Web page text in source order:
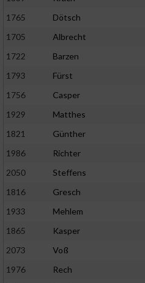
1765
Dötsch
1705
Albrecht
1722
Barzen
1793
Fürst
1756
Casper
1929
Matthes
1821
Günther
1986
Richter
2050
Steffens
1816
Gresch
1933
Mehlem
1865
Kasper
2073
Voß
1976
Rech